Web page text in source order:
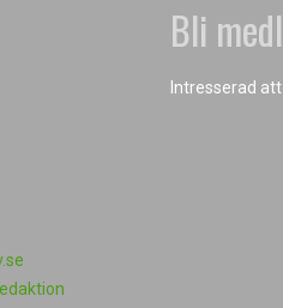
Bli
Intresserad